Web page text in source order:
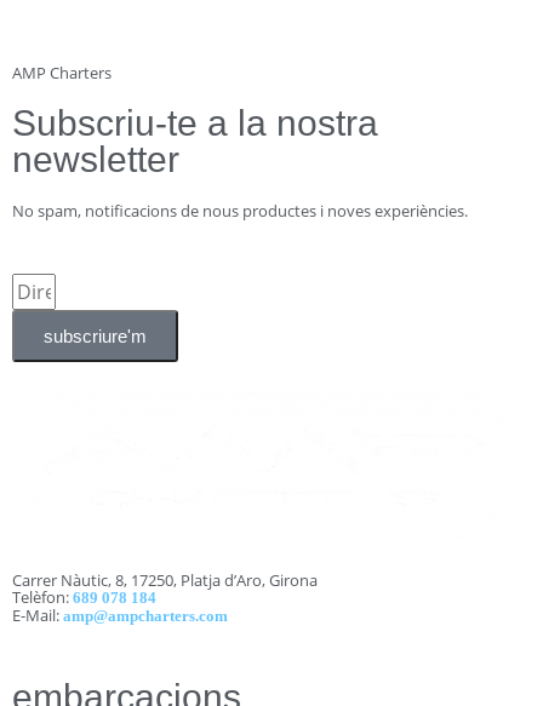
AMP Charters
Subscriu-te a la nostra
newsletter
No spam, notificacions de nous productes i noves experiències.
subscriure'm
Carrer Nàutic, 8, 17250, Platja d’Aro, Girona
Telèfon: 689 078 184
E-Mail: amp@ampcharters.com
embarcacions